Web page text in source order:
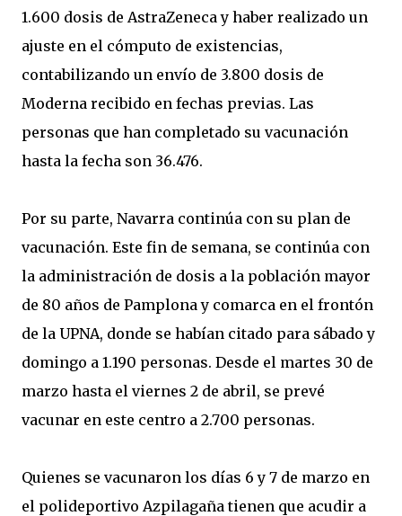
1.600 dosis de AstraZeneca y haber realizado un
ajuste en el cómputo de existencias,
contabilizando un envío de 3.800 dosis de
Moderna recibido en fechas previas. Las
personas que han completado su vacunación
hasta la fecha son 36.476.
Por su parte, Navarra continúa con su plan de
vacunación. Este fin de semana, se continúa con
la administración de dosis a la población mayor
de 80 años de Pamplona y comarca en el frontón
de la UPNA, donde se habían citado para sábado y
domingo a 1.190 personas. Desde el martes 30 de
marzo hasta el viernes 2 de abril, se prevé
vacunar en este centro a 2.700 personas.
Quienes se vacunaron los días 6 y 7 de marzo en
el polideportivo Azpilagaña tienen que acudir a